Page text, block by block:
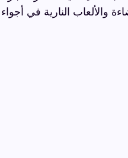
والألعاب النارية في